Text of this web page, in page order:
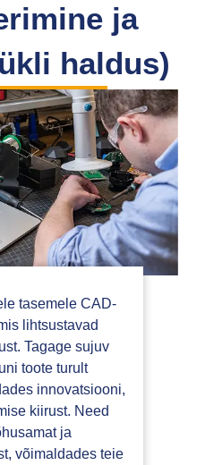
ja
haldus)
tasemele CAD-
lihtsustavad
Tagage sujuv
toote turult
innovatsiooni,
kiirust. Need
ja
võimaldades teie